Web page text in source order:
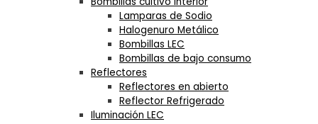
Lamparas de Sodio
Halogenuro Metálico
Bombillas LEC
Bombillas de bajo consumo
Reflectores
Reflectores en abierto
Reflector Refrigerado
Iluminación LEC